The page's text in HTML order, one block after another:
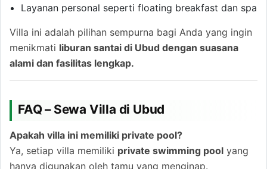
Layanan personal seperti floating breakfast dan spa
Villa ini adalah pilihan sempurna bagi Anda yang ingin
menikmati liburan santai di Ubud dengan suasana
alami dan fasilitas lengkap.
FAQ – Sewa Villa di Ubud
Apakah villa ini memiliki private pool?
Ya, setiap villa memiliki private swimming pool yang
hanya digunakan oleh tamu yang menginap.